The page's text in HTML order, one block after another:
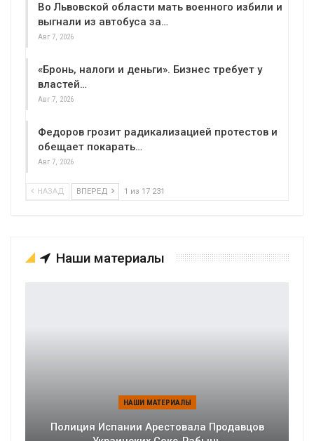
Во Львовской области мать военного избили и
выгнали из автобуса за…
Авг 7, 2026
«Бронь, налоги и деньги». Бизнес требует у
властей…
Авг 7, 2026
Федоров грозит радикализацией протестов и
обещает покарать…
Авг 7, 2026
НАЗАД ВПЕРЕД 1 из 17 231
Наши материалы
НАШИ МАТЕРИАЛЫ
Полиция Испании Арестовала Продавцов